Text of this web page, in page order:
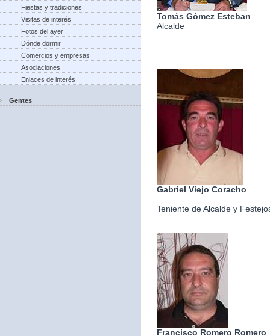
Fiestas y tradiciones
Visitas de interés
Fotos del ayer
Dónde dormir
Comercios y empresas
Asociaciones
Enlaces de interés
Gentes
Tomás Gómez Esteban
Alcalde
Gabriel Viejo Coracho
Teniente de Alcalde y
Francisco Romero Romero